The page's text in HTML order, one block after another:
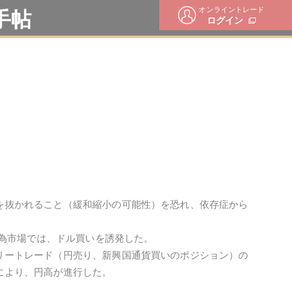
オンライントレード
ログイン
帖
かれること（緩和縮小の可能性）を恐れ、依存症から
場では、ドル買いを誘発した。
トレード（円売り、新興国通貨買いのポジション）の
り、円高が進行した。